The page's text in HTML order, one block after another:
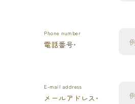
Phone number
電話番号*
E-mail address
メールアドレス *